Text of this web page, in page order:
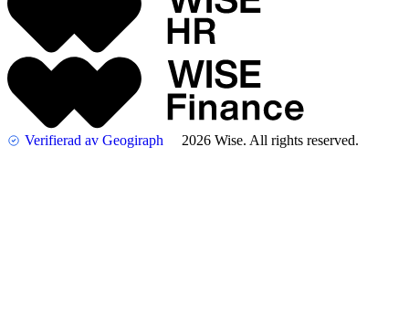
Verifierad av Geogiraph 2026 Wise. All rights reserved.